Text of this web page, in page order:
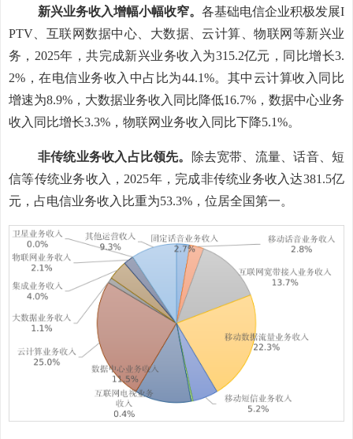
新兴业务收入增幅小幅收窄。 各基础电信企业积极发展I
PTV 、互联网数据中心、大数据、云计算、物联网等新兴业
务， 2025年，共完成新兴业务收入为315.2亿元，同比增长3.
2% ，在电信业务收入中占比为44.1%。其中云计算收入同比
增速为8.9% ，大数据业务收入同比降低16.7% ，数据中心业务
收入同比增长3.3% ，物联网业务收入同比下降5.1%。
非传统业务收入占比领先。
除去宽带、流量、话音、短
信等传统业务收入， 2025年，完成非传统业务收入达381.5亿
元，占电信业务收入比重为53.3% ，位居全国第一。